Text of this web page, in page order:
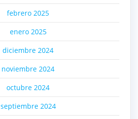
febrero 2025
enero 2025
diciembre 2024
noviembre 2024
octubre 2024
septiembre 2024